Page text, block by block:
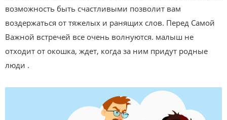
возможность быть счастливыми позволит вам
воздержаться от тяжелых и ранящих слов. Перед Самой
Важной встречей все очень волнуются. малыш не
отходит от окошка, ждет, когда за ним придут родные
люди .